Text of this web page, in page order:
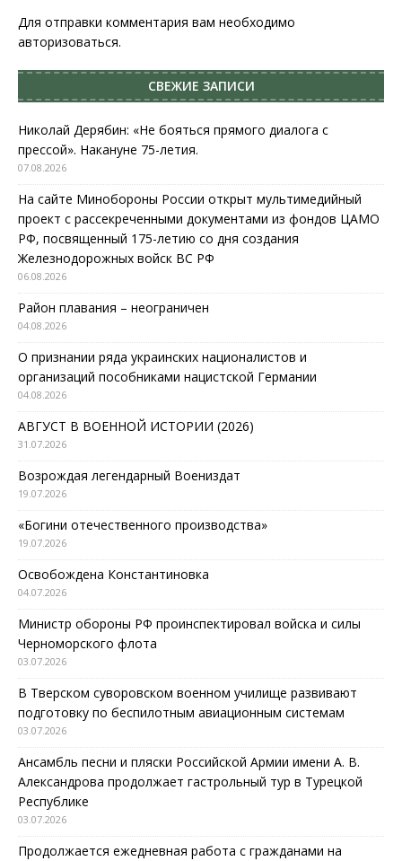
Для отправки комментария вам необходимо
авторизоваться.
СВЕЖИЕ ЗАПИСИ
Николай Дерябин: «Не бояться прямого диалога с
прессой». Накануне 75-летия.
07.08.2026
На сайте Минобороны России открыт мультимедийный
проект с рассекреченными документами из фондов ЦАМО
РФ, посвященный 175-летию со дня создания
Железнодорожных войск ВС РФ
06.08.2026
Район плавания – неограничен
04.08.2026
О признании ряда украинских националистов и
организаций пособниками нацистской Германии
04.08.2026
АВГУСТ В ВОЕННОЙ ИСТОРИИ (2026)
31.07.2026
Возрождая легендарный Воениздат
19.07.2026
«Богини отечественного производства»
19.07.2026
Освобождена Константиновка
04.07.2026
Министр обороны РФ проинспектировал войска и силы
Черноморского флота
03.07.2026
В Тверском суворовском военном училище развивают
подготовку по беспилотным авиационным системам
03.07.2026
Ансамбль песни и пляски Российской Армии имени А. В.
Александрова продолжает гастрольный тур в Турецкой
Республике
03.07.2026
Продолжается ежедневная работа с гражданами на